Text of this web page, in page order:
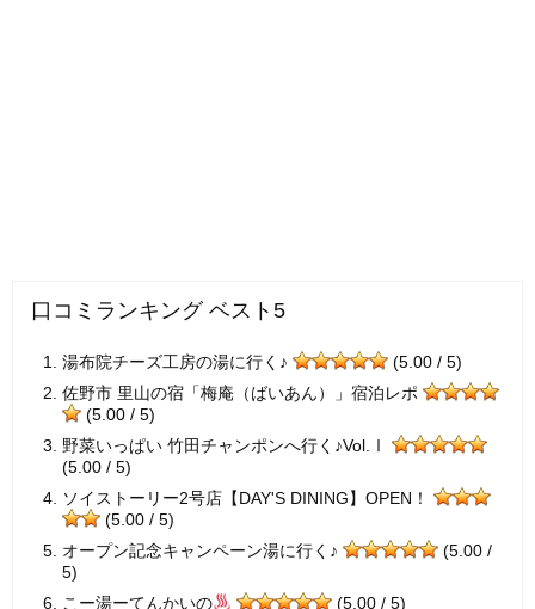
口コミランキング ベスト5
湯布院チーズ工房の湯に行く♪
(5.00 / 5)
佐野市 里山の宿「梅庵（ばいあん）」宿泊レポ
(5.00 / 5)
野菜いっぱい 竹田チャンポンへ行く♪Vol.Ⅰ
(5.00 / 5)
ソイストーリー2号店【DAY'S DINING】OPEN！
(5.00 / 5)
オープン記念キャンペーン湯に行く♪
(5.00 /
5)
こー湯ーてんかいの
(5.00 / 5)